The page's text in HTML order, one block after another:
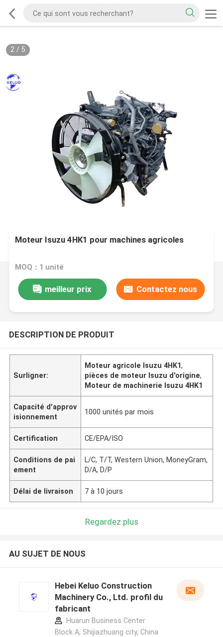
2/ 5
Moteur Isuzu 4HK1 pour machines agricoles
MOQ：1 unité
meilleur prix Contactez nous
DESCRIPTION DE PRODUIT
Surligner:
Moteur agricole Isuzu 4HK1,
pièces de moteur Isuzu d'origine,
Moteur de machinerie Isuzu 4HK1
Capacité d'approv
isionnement
1000 unités par mois
Certification CE/EPA/ISO
Conditions de pai
ement
L/C, T/T, Western Union, MoneyGram,
D/A, D/P
Délai de livraison 7 à 10 jours
Regardez plus
AU SUJET DE NOUS
Hebei Keluo Construction
Machinery Co., Ltd. profil du
fabricant
Huarun Business Center
Block A, Shijiazhuang city, China